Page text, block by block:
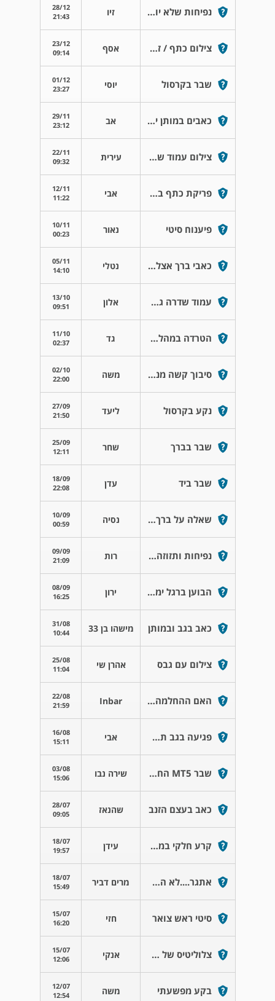
נפיחות שלא יורדת אחרי מה יבשה זיו
28/12
21:43
צילום כתף / זרוע ימין אסף
23/12
09:14
שבר בקרסול יוסי
01/12
23:27
כאבים במותן ימין והקרנה לצד העליון של הירך אב
29/11
23:12
צילום עמוד שדרה מותני עירית
22/11
09:32
פריקת כתף בטראומה אבי
12/11
11:22
פיענוח סיטי נאור
10/11
00:23
כאבי ברך אצל ילדה נטלי
05/11
14:10
עמוד שדרה גבי ומותני אלון
13/10
09:51
הטרדה במהלך טיפול גד
11/10
02:37
סיבוך קשה מניתוח בקרסול משה
02/10
22:00
נקע בקרסול ליעד
27/09
21:50
שבר בברך שחר
25/09
12:11
שבר ביד עדן
18/09
22:08
שאלה על ברך נעולה נסיה
10/09
00:59
נפיחות ותזוזה קלה בקרסול רות
09/09
21:09
הבוען ברגל ימין שלי שבורה האם צריך לגבס אותה ירון
08/09
16:25
כאב בגב ובמותן מישהו בן 33
31/08
10:44
צילום עם גבס אהרן שי
25/08
11:04
האם ההחלמה תקינה? Inbar
22/08
21:59
פגיעה בגב תחתון עקב נפילה על הגב אבי
16/08
15:11
שבר MT5 החלמה ללא גבס שירה נבו
03/08
15:06
כאב בעצם הזנב שהנאז
28/07
09:05
קרע חלקי במפשעה עידן
18/07
19:57
אתגר....לא הצליחו למצוא סיבה.... מרים דביר
18/07
15:49
סיטי ראש צואר חזי
15/07
16:20
צלוליטיס של רקמות רכות אנקי
15/07
12:06
בקע מפשעתי משה
12/07
12:54